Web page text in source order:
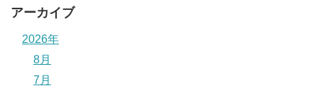
アーカイブ
2026年
8月
7月